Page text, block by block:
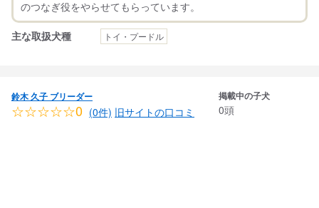
主な取扱犬種 トイ・プードル
鈴木 久子 ブリーダー
☆☆☆☆☆0 (0件) 旧サイトの口コミ
掲載中の子犬
0頭